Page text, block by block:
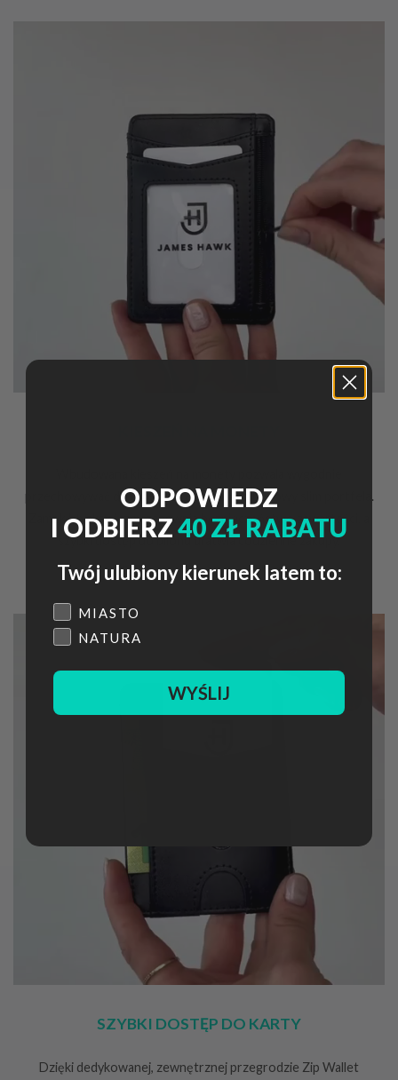
przechowywać drobne, nie rezygnując z budowy slim portfela.
Zamek błyskawiczny zapewnia bezpieczeństwo zawartości, a
szybki dostęp do bilonu ułatwia codzienne zakupy.
SZYBKI DOSTĘP DO KARTY
Dzięki dedykowanej, zewnętrznej przegrodzie Zip Wallet
ODPOWIEDZ
I ODBIERZ40 ZŁ RABATU
Twój ulubiony kierunek latem to:
PłećMIASTO
NATURA
WYŚLIJ